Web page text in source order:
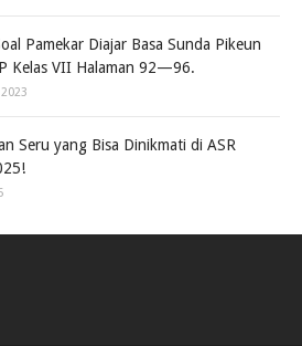
Pamekar Diajar Basa Sunda Pikeun
Kelas VII Halaman 92—96.
Seru yang Bisa Dinikmati di ASR